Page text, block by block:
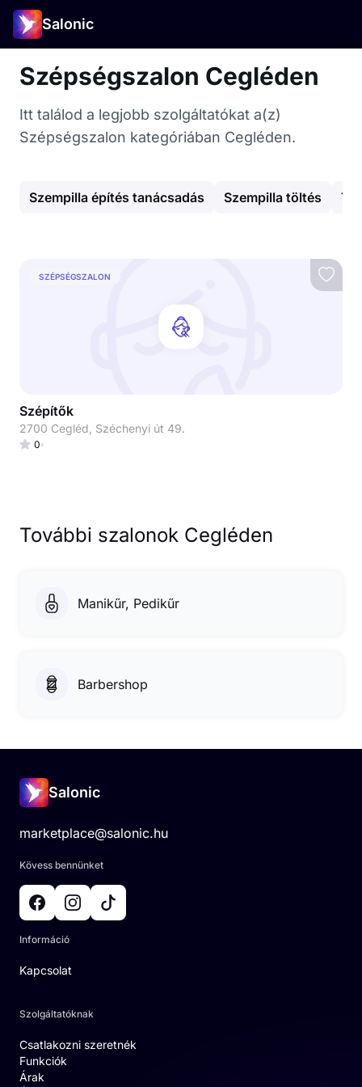
Salonic
Szépségszalon Cegléden
Itt találod a legjobb szolgáltatókat a(z)
Szépségszalon kategóriában Cegléden.
Szempilla építés tanácsadás Szempilla töltés
SZÉPSÉGSZALON
Szépítők
2700 Cegléd, Széchenyi út 49.
0
További szalonok Cegléden
Manikűr, Pedikűr
Barbershop
Salonic
marketplace@salonic.hu
Kövess bennünket
Információ
Kapcsolat
Szolgáltatóknak
Csatlakozni szeretnék
Funkciók
Árak